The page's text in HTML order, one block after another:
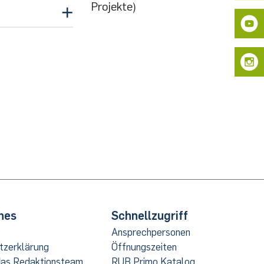
|Info
Projekte)
Redaktionsteam
Schnellzugriff
Ansprechpersonen
Öffnungszeiten
RUB Primo Katalog